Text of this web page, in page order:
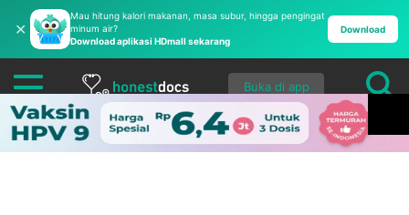
✕
Mau hitung kalori makanan, masa subur, hingga pengingat
minum air?
Download aplikasi HDmall sekarang
Download
Buka di app